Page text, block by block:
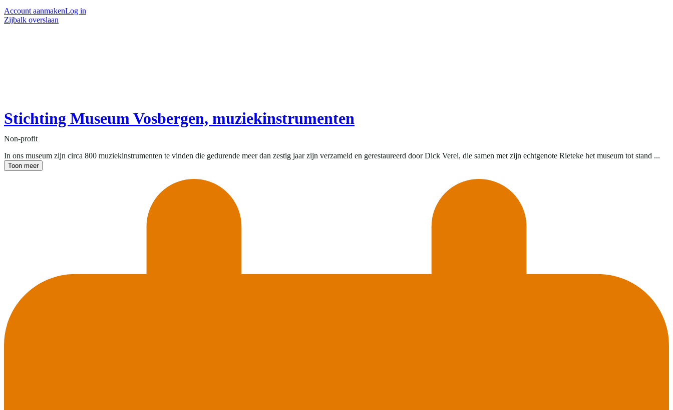
Account aanmakenLog in
Zijbalk overslaan
Stichting Museum Vosbergen, muziekinstrumenten
Non-profit
In ons museum zijn circa 800 muziekinstrumenten te vinden die gedurende meer dan zestig jaar zijn verzameld en gerestaureerd door Dick Verel, die samen met zijn echtgenote Rieteke het museum tot stand ...
Toon meer